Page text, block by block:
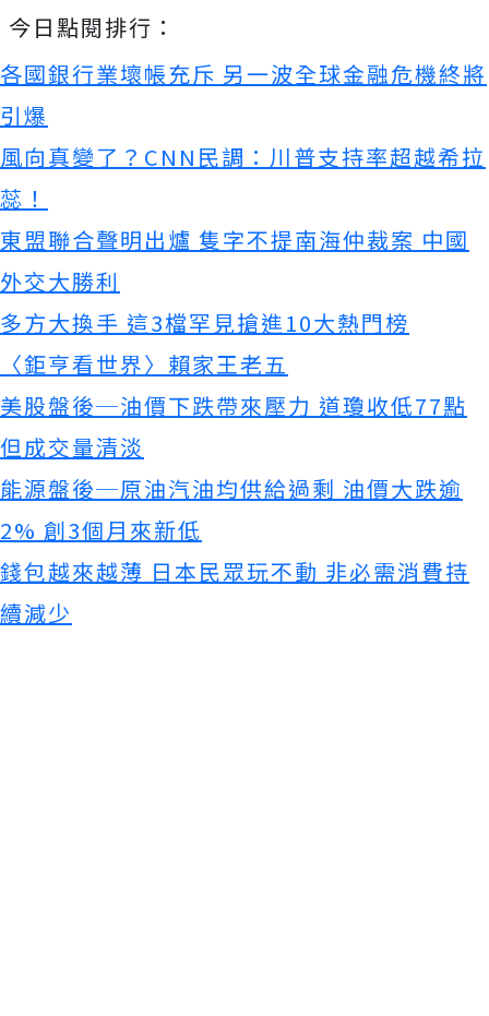
今日點閱排行：
各國銀行業壞帳充斥 另一波全球金融危機終將
引爆
風向真變了？CNN民調：川普支持率超越希拉
蕊！
東盟聯合聲明出爐 隻字不提南海仲裁案 中國
外交大勝利
多方大換手 這3檔罕見搶進10大熱門榜
〈鉅亨看世界〉賴家王老五
美股盤後─油價下跌帶來壓力 道瓊收低77點
但成交量清淡
能源盤後─原油汽油均供給過剩 油價大跌逾
2% 創3個月來新低
錢包越來越薄 日本民眾玩不動 非必需消費持
續減少